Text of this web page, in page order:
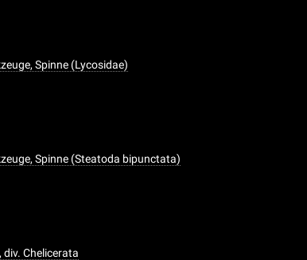
Spinne (Lycosidae)
Spinne (Steatoda bipunctata)
div. Chelicerata